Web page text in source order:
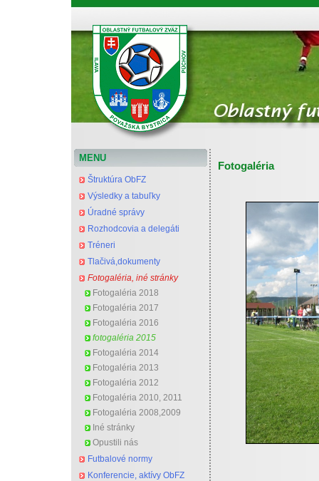
MENU
Štruktúra ObFZ
Výsledky a tabuľky
Úradné správy
Rozhodcovia a delegáti
Tréneri
Tlačivá,dokumenty
Fotogaléria, iné stránky
Fotogaléria 2018
Fotogaléria 2017
Fotogaléria 2016
fotogaléria 2015
Fotogaléria 2014
Fotogaléria 2013
Fotogaléria 2012
Fotogaléria 2010, 2011
Fotogaléria 2008,2009
Iné stránky
Opustili nás
Futbalové normy
Konferencie, aktívy ObFZ
Fotogaléria